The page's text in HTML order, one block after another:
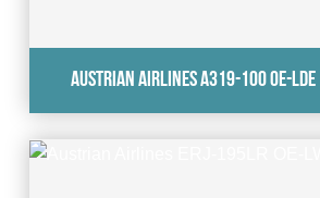
Austrian Airlines A319-100 OE-LDE